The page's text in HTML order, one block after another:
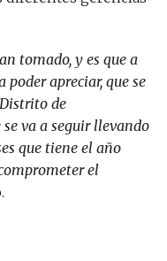
tomado, y es que a
apreciar, que se
de
se va a seguir llevando
que tiene el año
el